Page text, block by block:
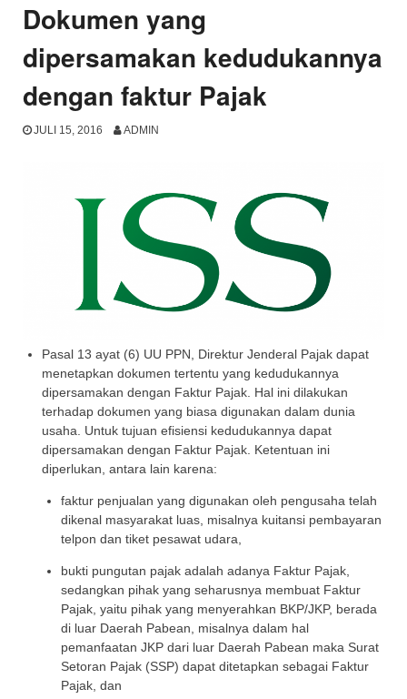
Dokumen yang
dipersamakan kedudukannya
dengan faktur Pajak
JULI 15, 2016 ADMIN
Pasal 13 ayat (6) UU PPN, Direktur Jenderal Pajak dapat
menetapkan dokumen tertentu yang kedudukannya
dipersamakan dengan Faktur Pajak. Hal ini dilakukan
terhadap dokumen yang biasa digunakan dalam dunia
usaha. Untuk tujuan efisiensi kedudukannya dapat
dipersamakan dengan Faktur Pajak. Ketentuan ini
diperlukan, antara lain karena:
faktur penjualan yang digunakan oleh pengusaha telah
dikenal masyarakat luas, misalnya kuitansi pembayaran
telpon dan tiket pesawat udara,
bukti pungutan pajak adalah adanya Faktur Pajak,
sedangkan pihak yang seharusnya membuat Faktur
Pajak, yaitu pihak yang menyerahkan BKP/JKP, berada
di luar Daerah Pabean, misalnya dalam hal
pemanfaatan JKP dari luar Daerah Pabean maka Surat
Setoran Pajak (SSP) dapat ditetapkan sebagai Faktur
Pajak, dan